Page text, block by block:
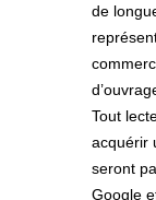
de
Tout
acquérir
seront
Google